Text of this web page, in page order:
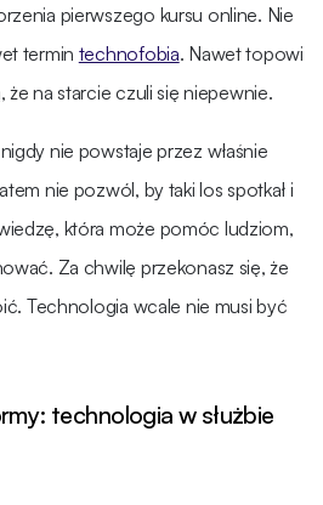
pierwszego kursu online. Nie
termin technofobia. Nawet topowi
na starcie czuli się niepewnie.
nie powstaje przez właśnie
nie pozwól, by taki los spotkał i
która może pomóc ludziom,
Za chwilę przekonasz się, że
Technologia wcale nie musi być
technologia w służbie